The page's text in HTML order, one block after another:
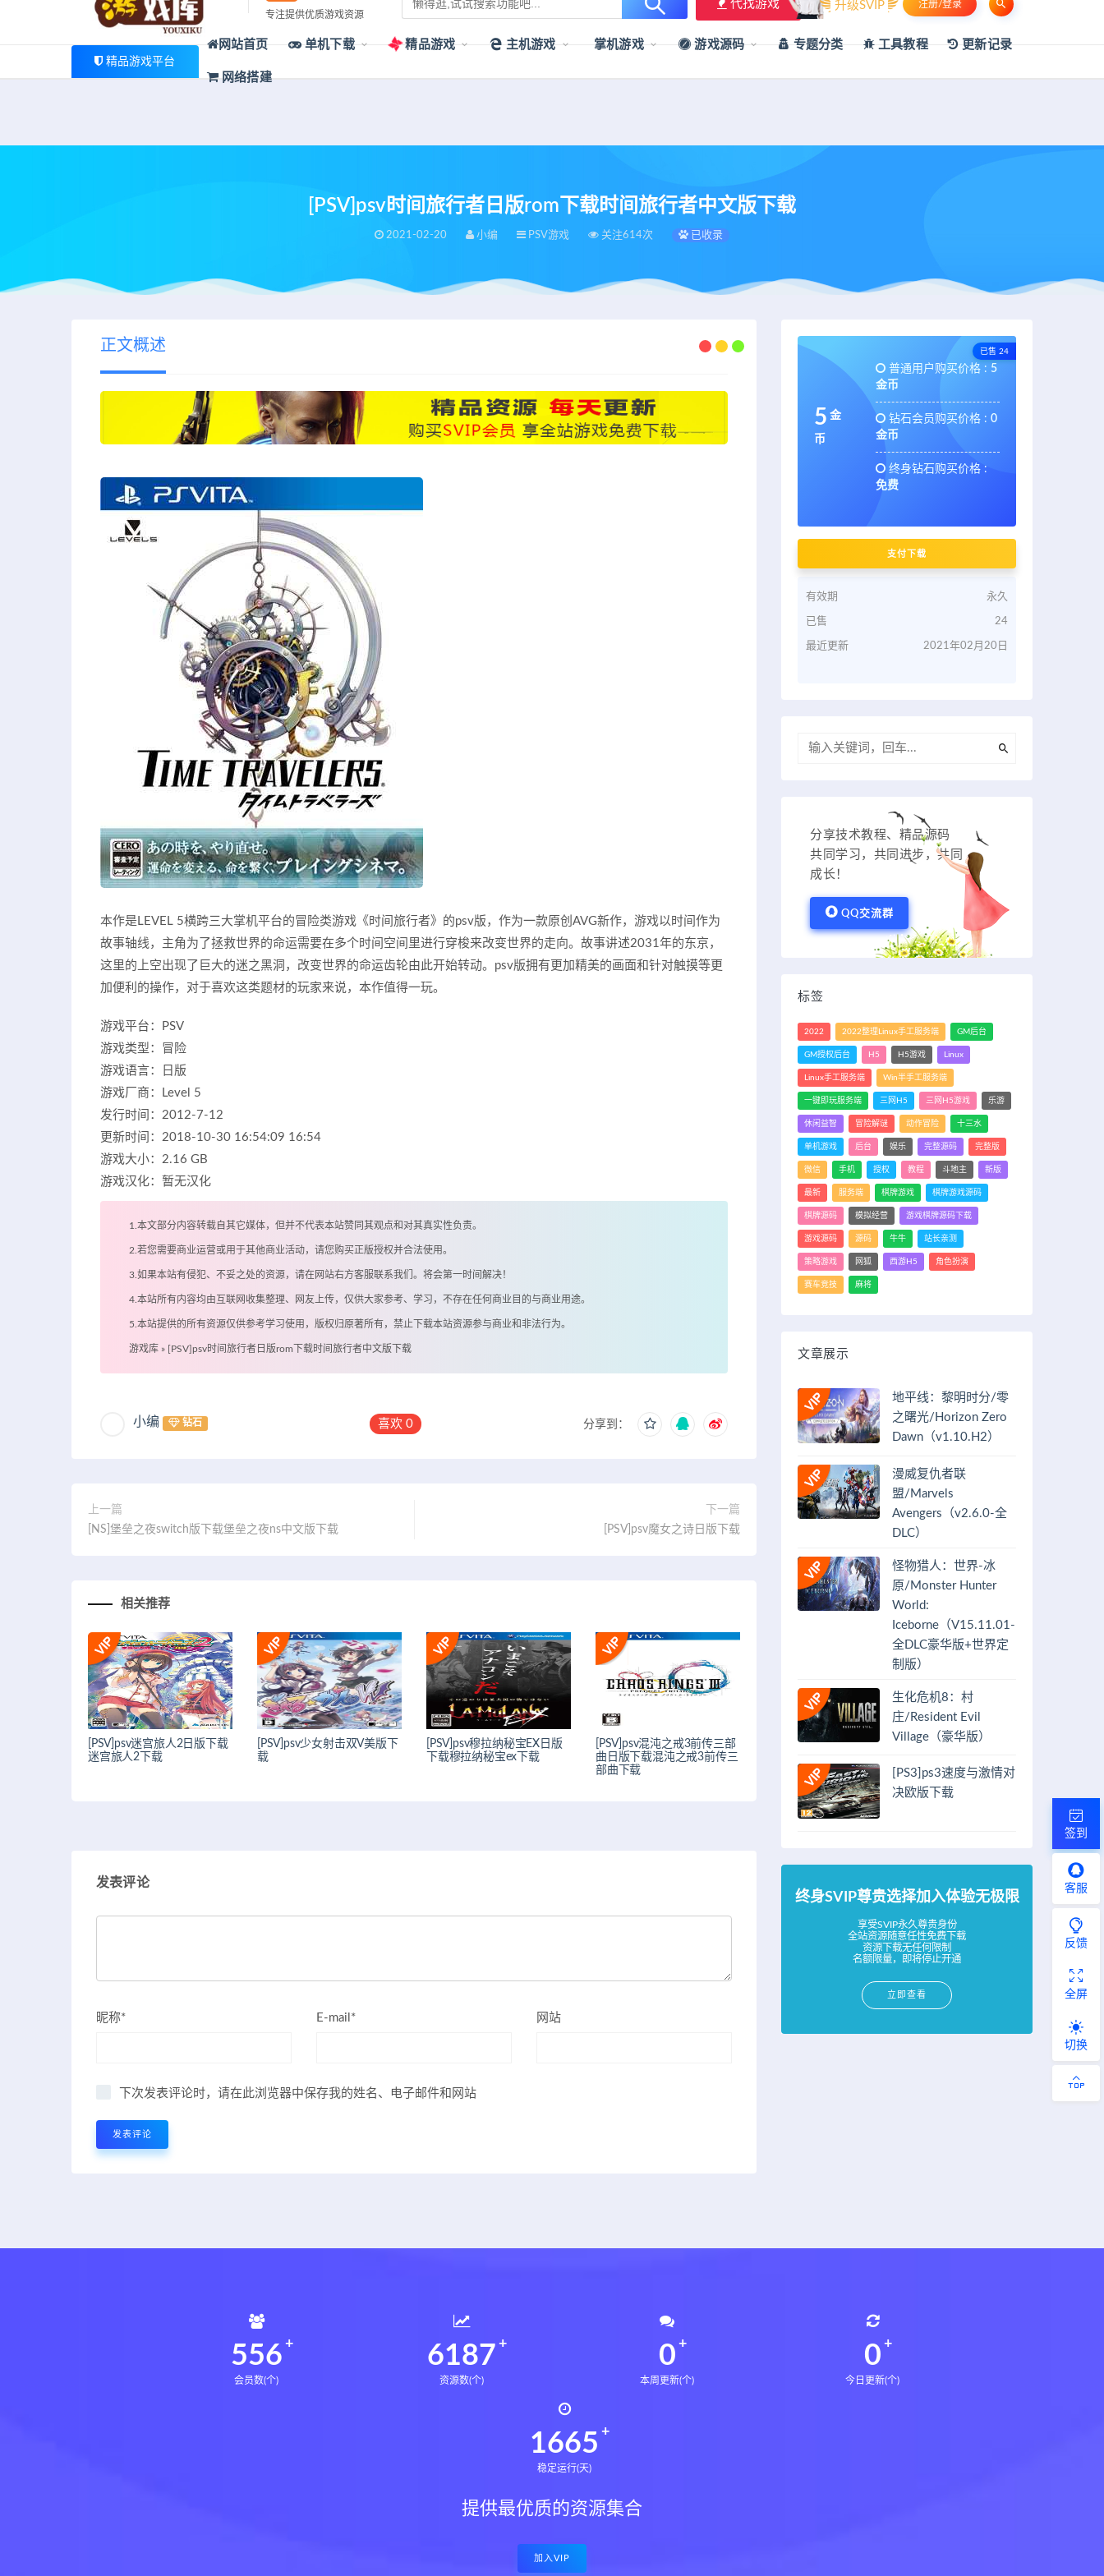
欢迎您光临游戏库，本站一家大型游戏资源整合站，为广大用户提供最新、最优质的资源下载！ 热门标签 资源专题 资源存档
专注提供优质游戏资源
代找游戏 升级SVIP 注册/登录
精品游戏平台
网站首页 单机下载 精品游戏 主机游戏 掌机游戏 游戏源码 专题分类 工具教程 更新记录
网络搭建
[PSV]psv时间旅行者日版rom下载时间旅行者中文版下载
2021-02-20 小编 PSV游戏 关注614次 已收录
正文概述
本作是LEVEL 5横跨三大掌机平台的冒险类游戏《时间旅行者》的psv版，作为一款原创AVG新作，游戏以时间作为
故事轴线，主角为了拯救世界的命运需要在多个时间空间里进行穿梭来改变世界的走向。故事讲述2031年的东京，
这里的上空出现了巨大的迷之黑洞，改变世界的命运齿轮由此开始转动。psv版拥有更加精美的画面和针对触摸等更
加便利的操作，对于喜欢这类题材的玩家来说，本作值得一玩。
游戏平台：PSV
游戏类型：冒险
游戏语言：日版
游戏厂商：Level 5
发行时间：2012-7-12
更新时间：2018-10-30 16:54:09 16:54
游戏大小：2.16 GB
游戏汉化：暂无汉化
1.本文部分内容转载自其它媒体，但并不代表本站赞同其观点和对其真实性负责。
2.若您需要商业运营或用于其他商业活动，请您购买正版授权并合法使用。
3.如果本站有侵犯、不妥之处的资源，请在网站右方客服联系我们。将会第一时间解决！
4.本站所有内容均由互联网收集整理、网友上传，仅供大家参考、学习，不存在任何商业目的与商业用途。
5.本站提供的所有资源仅供参考学习使用，版权归原著所有，禁止下载本站资源参与商业和非法行为。
游戏库 » [PSV]psv时间旅行者日版rom下载时间旅行者中文版下载
小编 钻石 喜欢0 分享到：
上一篇
[NS]堡垒之夜switch版下载堡垒之夜ns中文版下载
下一篇
[PSV]psv魔女之诗日版下载
相关推荐
[PSV]psv迷宫旅人2日版下载
迷宫旅人2下载
[PSV]psv少女射击双V美版下
载
[PSV]psv穆拉纳秘宝EX日版
下载穆拉纳秘宝ex下载
[PSV]psv混沌之戒3前传三部
曲日版下载混沌之戒3前传三
部曲下载
发表评论
昵称* E-mail* 网站
下次发表评论时，请在此浏览器中保存我的姓名、电子邮件和网站
已售 24
5 金
币
普通用户购买价格 : 5
金币
钻石会员购买价格 : 0
金币
终身钻石购买价格 :
免费
支付下载
有效期 永久
已售 24
最近更新 2021年02月20日
分享技术教程、精品源码
共同学习，共同进步，共同
成长！
QQ交流群
标签
2022 2022整理Linux手工服务端 GM后台
GM授权后台 H5 H5游戏 Linux
Linux手工服务端 Win半手工服务端
一键即玩服务端 三网H5 三网H5游戏 乐游
休闲益智 冒险解谜 动作冒险 十三水
单机游戏 后台 娱乐 完整源码 完整版
微信 手机 授权 教程 斗地主 新版
最新 服务端 棋牌游戏 棋牌游戏源码
棋牌源码 模拟经营 游戏棋牌源码下载
游戏源码 源码 牛牛 站长亲测
策略游戏 网狐 西游H5 角色扮演
赛车竞技 麻将
文章展示
地平线：黎明时分/零
之曙光/Horizon Zero
Dawn（v1.10.H2）
漫威复仇者联
盟/Marvels
Avengers（v2.6.0-全
DLC）
怪物猎人：世界-冰
原/Monster Hunter
World:
Iceborne（V15.11.01-
全DLC豪华版+世界定
制版）
生化危机8：村
庄/Resident Evil
Village（豪华版）
[PS3]ps3速度与激情对
决欧版下载
终身SVIP尊贵选择加入体验无极限
享受SVIP永久尊贵身份
全站资源随意任性免费下载
资源下载无任何限制
名额限量，即将停止开通
立即查看
561
会员数(个)
6234
资源数(个)
0
本周更新(个)
0
今日更新(个)
1678
稳定运行(天)
提供最优质的资源集合
加入VIP
签到
客服
反馈
全屏
切换